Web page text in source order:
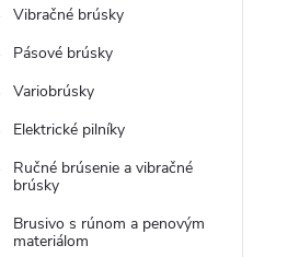
Vibračné brúsky
Pásové brúsky
Variobrúsky
Elektrické pilníky
Ručné brúsenie a vibračné
brúsky
Brusivo s rúnom a penovým
materiálom